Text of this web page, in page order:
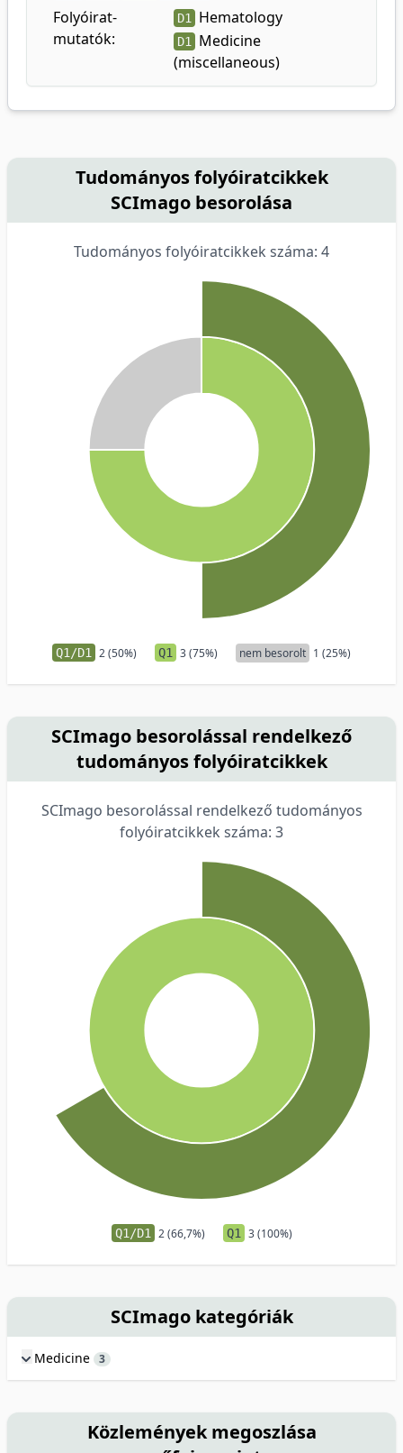
Folyóirat-
mutatók:
D1 Hematology
D1 Medicine
(miscellaneous)
Tudományos folyóiratcikkek
SCImago besorolása
Tudományos folyóiratcikkek száma: 4
Q1/D1 2 (50%) Q1 3 (75%) nem besorolt 1 (25%)
SCImago besorolással rendelkező
tudományos folyóiratcikkek
SCImago besorolással rendelkező tudományos
folyóiratcikkek száma: 3
Q1/D1 2 (66,7%) Q1 3 (100%)
SCImago kategóriák
Medicine 3
Közlemények megoszlása